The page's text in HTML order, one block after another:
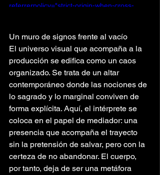
referrerpolicy="strict-origin-when-cross-
Un muro de signos frente al vacío
El universo visual que acompaña a la
producción se edifica como un caos
organizado. Se trata de un altar
contemporáneo donde las nociones de
lo sagrado y lo marginal conviven de
forma explícita. Aquí, el intérprete se
coloca en el papel de mediador: una
presencia que acompaña el trayecto
sin la pretensión de salvar, pero con la
certeza de no abandonar. El cuerpo,
por tanto, deja de ser una metáfora